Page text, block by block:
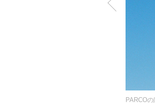
PARCO
PARCO